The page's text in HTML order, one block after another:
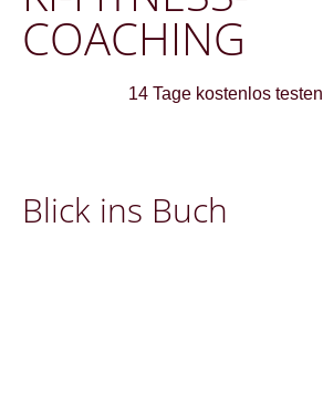
COACHING
14 Tage kostenlos testen
Blick ins Buch